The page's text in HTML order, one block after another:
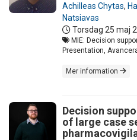
Achilleas Chytas,
Natsiavas
Torsdag 25 maj
MIE: Decision
Presentation,
Mer information
Decision
of large case